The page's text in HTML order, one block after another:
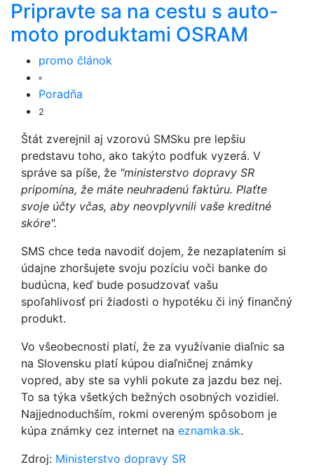
Pripravte sa na cestu s auto-
moto produktami OSRAM
promo článok
Poradňa
2
Štát zverejnil aj vzorovú SMSku pre lepšiu
predstavu toho, ako takýto podfuk vyzerá. V
správe sa píše, že "ministerstvo dopravy SR
pripomína, že máte neuhradenú faktúru. Plaťte
svoje účty včas, aby neovplyvnili vaše kreditné
skóre".
SMS chce teda navodiť dojem, že nezaplatením si
údajne zhoršujete svoju pozíciu voči banke do
budúcna, keď bude posudzovať vašu
spoľahlivosť pri žiadosti o hypotéku či iný finančný
produkt.
Vo všeobecnosti platí, že za využívanie diaľnic sa
na Slovensku platí kúpou diaľničnej známky
vopred, aby ste sa vyhli pokute za jazdu bez nej.
To sa týka všetkých bežných osobných vozidiel.
Najjednoduchším, rokmi overeným spôsobom je
kúpa známky cez internet na eznamka.sk.
Zdroj: Ministerstvo dopravy SR